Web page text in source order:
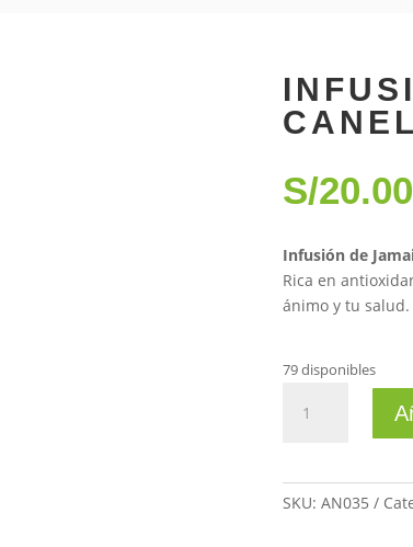
S/20.00
Infusión de
Rica en
ánimo y tu salud.
79 disponibles
canela
SKU: AN035